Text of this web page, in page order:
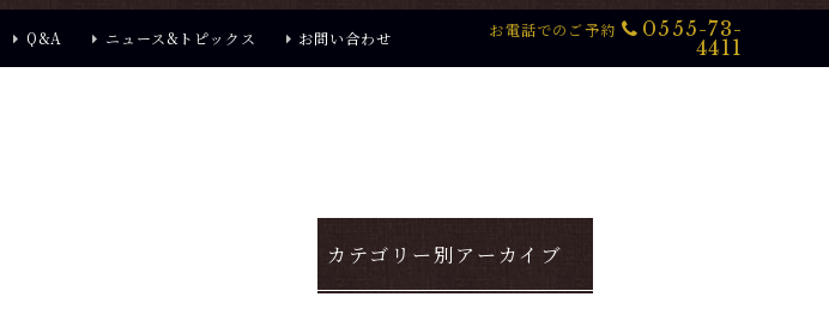
Q&A ニュース&トピックス お問い合わせ お電話でのご予約
0555-73-
4411
カテゴリー別アーカイブ